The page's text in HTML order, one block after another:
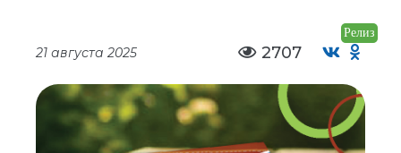
Релиз
21 августа 2025 2707